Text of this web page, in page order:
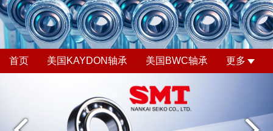
首页 美国KAYDON轴承 美国BWC轴承 更多